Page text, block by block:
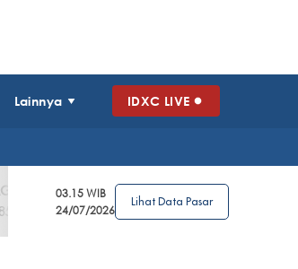
Lainnya IDXC LIVE
3.39%
AGRO
148
4
2.63%
0%
03.15 WIB
24/07/2026
Lihat Data Pasar